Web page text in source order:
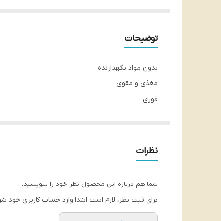
توضیحات
بدون مواد نگهدارنده
مغذی و مقوی
فوری
شناسه محصول:
تاریخ انقضا:۲۰۲۶/۱
نظرات
شما هم درباره این محصول نظر خود را بنویسید.
برای ثبت نظر، لازم است ابتدا وارد حساب کاربری خود